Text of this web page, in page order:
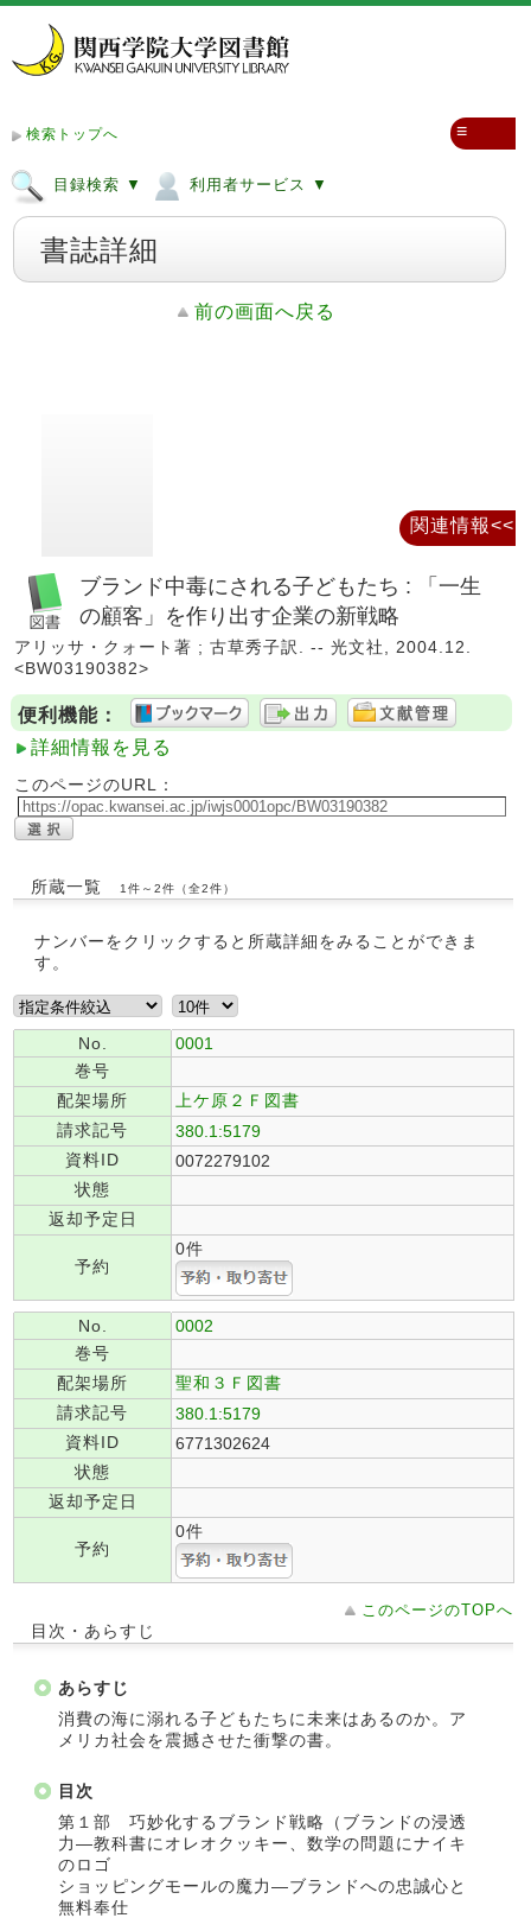
検索トップへ
目録検索 ▼ 利用者サービス ▼
≡
書誌詳細
前の画面へ戻る
ブランド中毒にされる子どもたち : 「一生
の顧客」を作り出す企業の新戦略
アリッサ・クォート著 ; 古草秀子訳. -- 光文社, 2004.12.
<BW03190382>
便利機能：
詳細情報を見る
このページのURL：
所蔵一覧 1件～2件（全2件）
ナンバーをクリックすると所蔵詳細をみることができま
す。
No.
0001
巻号
配架場所
上ケ原２Ｆ図書
請求記号
380.1:5179
資料ID
0072279102
状態
返却予定日
予約
0件
No.
0002
巻号
配架場所
聖和３Ｆ図書
請求記号
380.1:5179
資料ID
6771302624
状態
返却予定日
予約
0件
このページのTOPへ
目次・あらすじ
あらすじ
消費の海に溺れる子どもたちに未来はあるのか。ア
メリカ社会を震撼させた衝撃の書。
目次
第１部 巧妙化するブランド戦略（ブランドの浸透
力―教科書にオレオクッキー、数学の問題にナイキ
のロゴ
ショッピングモールの魔力―ブランドへの忠誠心と
無料奉仕
関連情報<<